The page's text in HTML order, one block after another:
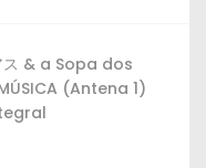
ス & a Sopa dos
(Antena 1)